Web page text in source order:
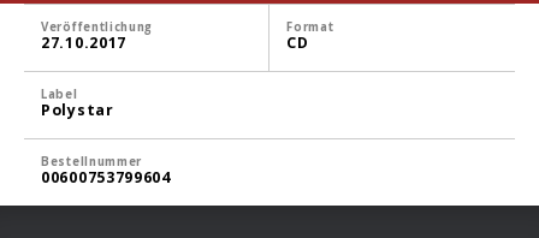
Veröffentlichung
27.10.2017
Format
CD
Label
Polystar
Bestellnummer
00600753799604